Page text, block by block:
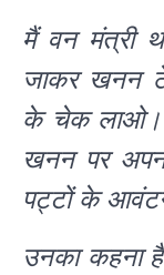
मैं वन मंत्री
जाकर खनन
के चेक लाओ।
खनन पर
पट्टों के
उनका कहना